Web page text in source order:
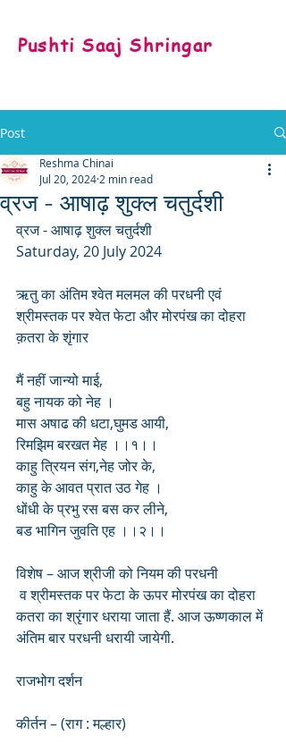
Pushti Saaj Shringar
Post
व्रज - आषाढ़ शुक्ल चतुर्दशी
Reshma Chinai
Jul 20, 2024 2 min read
व्रज - आषाढ़ शुक्ल चतुर्दशी
Saturday, 20 July 2024
ऋतु का अंतिम श्वेत मलमल की परधनी एवं
श्रीमस्तक पर श्वेत फेटा और मोरपंख का दोहरा
क़तरा के शृंगार
मैं नहीं जान्यो माई,
बहु नायक को नेह ।
मास अषाढ की धटा,घुमड आयी,
रिमझिम बरखत मेह ।।१।।
काहु त्रियन संग,नेह जोर के,
काहु के आवत प्रात उठ गेह ।
धोंधी के प्रभु रस बस कर लीने,
बड भागिन जुवति एह ।।२।।
विशेष – आज श्रीजी को नियम की परधनी
व श्रीमस्तक पर फेटा के ऊपर मोरपंख का दोहरा
कतरा का श्रृंगार धराया जाता हैं. आज ऊष्णकाल में
अंतिम बार परधनी धरायी जायेगी.
राजभोग दर्शन
कीर्तन – (राग : मल्हार)